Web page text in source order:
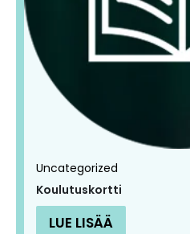
Uncategorized
Koulutuskortti
LUE LISÄÄ